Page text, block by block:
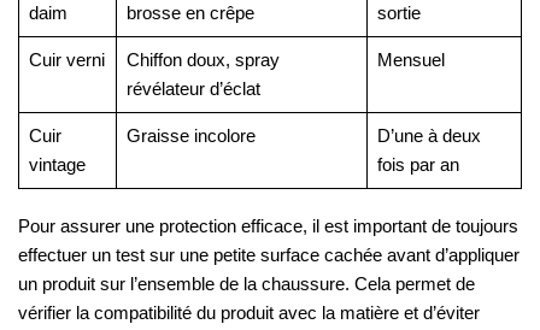
daim
brosse en crêpe
sortie
Cuir verni
Chiffon doux, spray
révélateur d’éclat
Mensuel
Cuir
vintage
Graisse incolore
D’une à deux
fois par an
Pour assurer une protection efficace, il est important de toujours
effectuer un test sur une petite surface cachée avant d’appliquer
un produit sur l’ensemble de la chaussure. Cela permet de
vérifier la compatibilité du produit avec la matière et d’éviter